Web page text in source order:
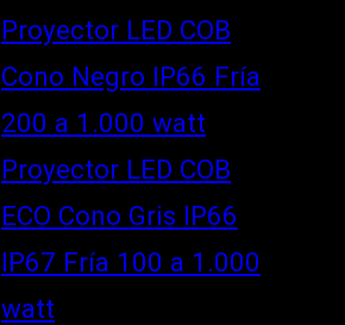
Proyector LED COB
Cono Negro IP66 Fría
200 a 1.000 watt
Proyector LED COB
ECO Cono Gris IP66
IP67 Fría 100 a 1.000
watt